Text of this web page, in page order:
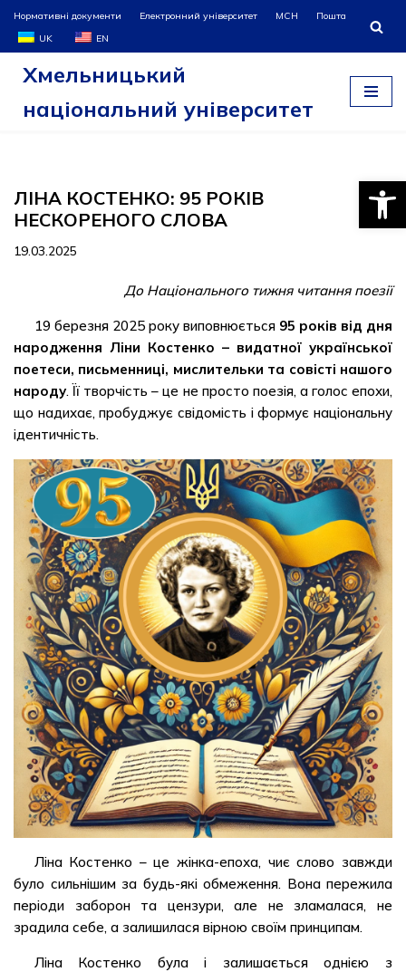
Перейти
до
Нормативні документи Електронний університет МСН
Пошта
UK
EN
Хмельницький
національний університет
ЛІНА КОСТЕНКО: 95 РОКІВ
НЕСКОРЕНОГО СЛОВА
19.03.2025
До Національного тижня читання поезії
19 березня 2025 року виповнюється 95 років від дня
народження Ліни Костенко – видатної української
поетеси, письменниці, мислительки та совісті нашого
народу. Її творчість – це не просто поезія, а голос епохи,
що надихає, пробуджує свідомість і формує національну
ідентичність.
Ліна Костенко – це жінка-епоха, чиє слово завжди
було сильнішим за будь-які обмеження. Вона пережила
періоди заборон та цензури, але не зламалася, не
зрадила себе, а залишилася вірною своїм принципам.
Ліна Костенко була і залишається однією з